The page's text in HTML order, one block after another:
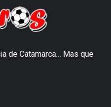
de Catamarca… Mas que